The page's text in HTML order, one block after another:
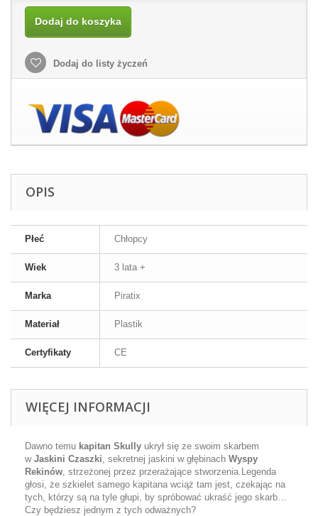
Dodaj do koszyka
Dodaj do listy życzeń
OPIS
Płeć Chłopcy
Wiek 3 lata +
Marka Piratix
Materiał Plastik
Certyfikaty CE
WIĘCEJ INFORMACJI
Dawno temu kapitan Skully ukrył się ze swoim skarbem
w Jaskini Czaszki, sekretnej jaskini w głębinach Wyspy
Rekinów, strzeżonej przez przerażające stworzenia.Legenda
głosi, że szkielet samego kapitana wciąż tam jest, czekając na
tych, którzy są na tyle głupi, by spróbować ukraść jego skarb…
Czy będziesz jednym z tych odważnych?